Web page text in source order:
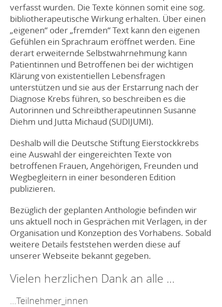
verfasst wurden. Die Texte können somit eine sog.
bibliotherapeutische Wirkung erhalten. Über einen
„eigenen“ oder „fremden“ Text kann den eigenen
Gefühlen ein Sprachraum eröffnet werden. Eine
derart erweiternde Selbstwahrnehmung kann
Patientinnen und Betroffenen bei der wichtigen
Klärung von existentiellen Lebensfragen
unterstützen und sie aus der Erstarrung nach der
Diagnose Krebs führen, so beschreiben es die
Autorinnen und Schreibtherapeutinnen Susanne
Diehm und Jutta Michaud (SUDIJUMI).
Deshalb will die Deutsche Stiftung Eierstockkrebs
eine Auswahl der eingereichten Texte von
betroffenen Frauen, Angehörigen, Freunden und
Wegbegleitern in einer besonderen Edition
publizieren.
Bezüglich der geplanten Anthologie befinden wir
uns aktuell noch in Gesprächen mit Verlagen, in der
Organisation und Konzeption des Vorhabens. Sobald
weitere Details feststehen werden diese auf
unserer Webseite bekannt gegeben.
Vielen herzlichen Dank an alle …
…Teilnehmer_innen